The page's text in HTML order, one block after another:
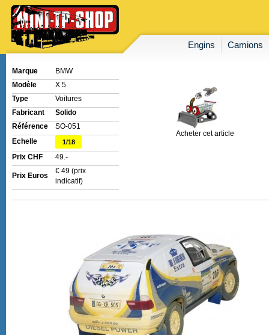
Engins Camions
Marque
BMW
Modèle
X 5
Type
Voitures
Fabricant
Solido
Référence
SO-051
Echelle
1/18
Prix CHF 49.-
Prix Euros
€ 49 (prix
indicatif)
Acheter cet article